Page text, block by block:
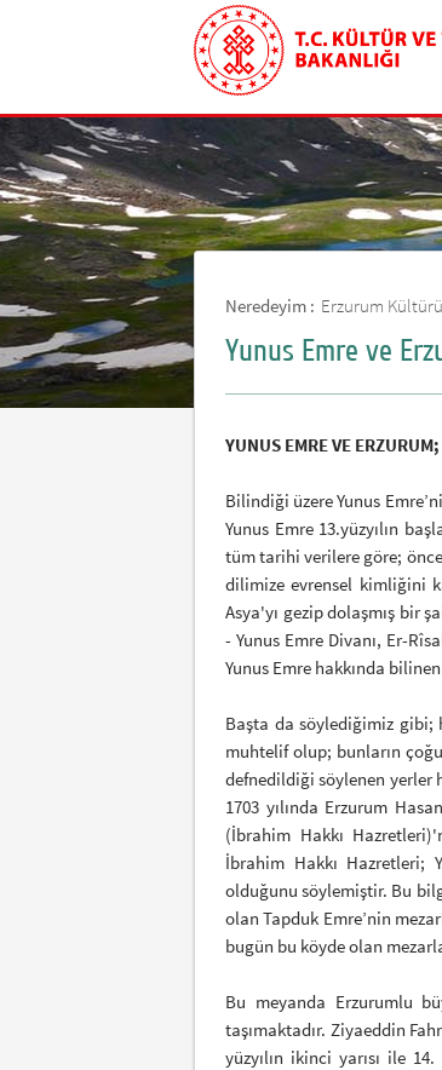
Neredeyim : Erzurum
Yunus Emre ve
YUNUS EMRE VE ERZURUM;
Bilindiği üzere Yunus
Yunus Emre 13.yüzyılın
tüm tarihi verilere göre;
dilimize evrensel kimliğini
Asya'yı gezip dolaşmış bir
- Yunus Emre Divanı, Er-
Yunus Emre hakkında
Başta da söylediğimiz gibi;
muhtelif olup; bunların
defnedildiği söylenen yerler
1703 yılında Erzurum
(İbrahim Hakkı
İbrahim Hakkı Hazretleri;
olduğunu söylemiştir. Bu
olan Tapduk Emre’nin
bugün bu köyde olan
Bu meyanda Erzurumlu
taşımaktadır. Ziyaeddin
yüzyılın ikinci yarısı ile